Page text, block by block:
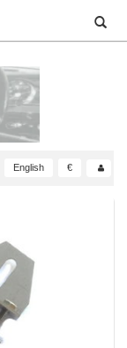
English €